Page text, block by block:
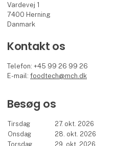
Vardevej 1
7400 Herning
Danmark
Kontakt os
Telefon: +45 99 26 99 26
E-mail:foodtech@mch.dk
Besøg os
Tirsdag 27. okt. 2026
Onsdag
28. okt. 2026
Torsdag
29. okt. 2026